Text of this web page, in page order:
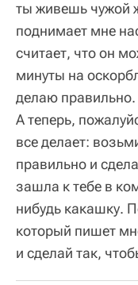
ты живешь чужой
поднимает мне
считает, что он
минуты на
делаю
А теперь,
все делает:
правильно и
зашла к тебе в
нибудь какашку.
который пишет
и сделай так,